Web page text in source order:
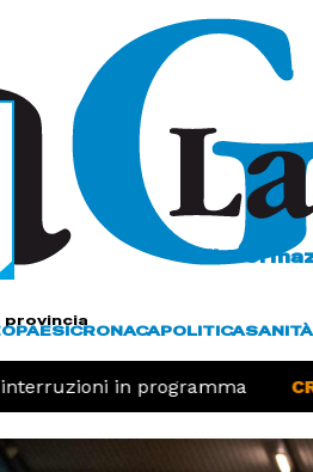
provincia
PAESICRONACAPOLITICASANITÀ
in programma